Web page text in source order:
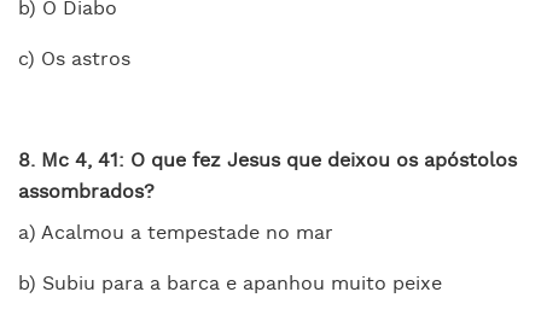
b) O Diabo
c) Os astros
8. Mc 4, 41: O que fez Jesus que deixou os apóstolos
assombrados?
a) Acalmou a tempestade no mar
b) Subiu para a barca e apanhou muito peixe